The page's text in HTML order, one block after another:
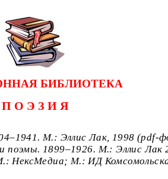
БИБЛИОТЕКА
П О Э З И Я
М.: Эллис Лак, 1998 (pdf-
поэмы. 1899–1926. М.: Эллис Лак
НексМедиа; М.: ИД